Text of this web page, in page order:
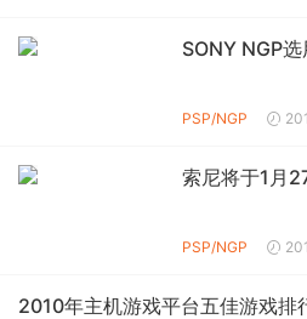
SONY NGP
PSP/NGP
索尼将于1月
PSP/NGP
2010年主机游戏平台五佳游戏排